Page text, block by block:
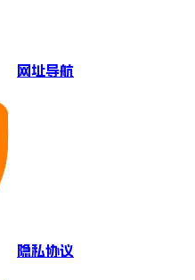
网址导航
隐私协议